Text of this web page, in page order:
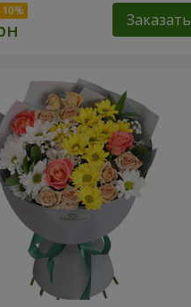
Заказать